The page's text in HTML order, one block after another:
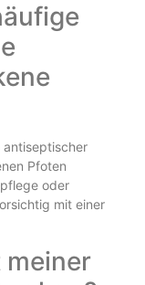
antiseptischer
Pfoten
oder
mit einer
meiner